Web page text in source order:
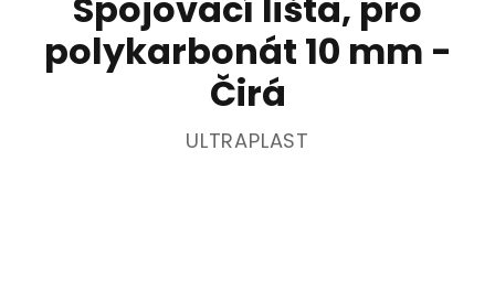
polykarbonát 10 mm -
Čirá
ULTRAPLAST